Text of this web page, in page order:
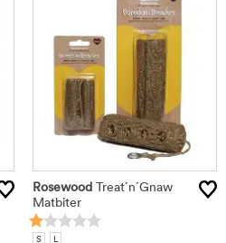
Rosewood Treat´n´Gnaw
Matbiter
S L